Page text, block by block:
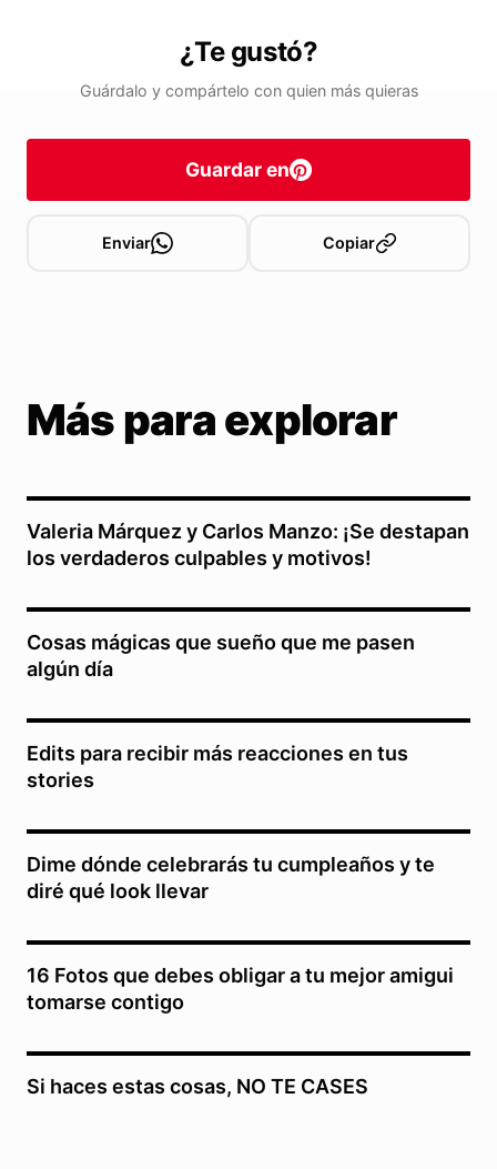
¿Te gustó?
Guárdalo y compártelo con quien más quieras
Guardar en
Enviar Copiar
Más para explorar
Valeria Márquez y Carlos Manzo: ¡Se destapan
los verdaderos culpables y motivos!
Cosas mágicas que sueño que me pasen
algún día
Edits para recibir más reacciones en tus
stories
Dime dónde celebrarás tu cumpleaños y te
diré qué look llevar
16 Fotos que debes obligar a tu mejor amigui
tomarse contigo
Si haces estas cosas, NO TE CASES